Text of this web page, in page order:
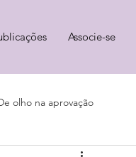
Associe-se
olho na aprovação